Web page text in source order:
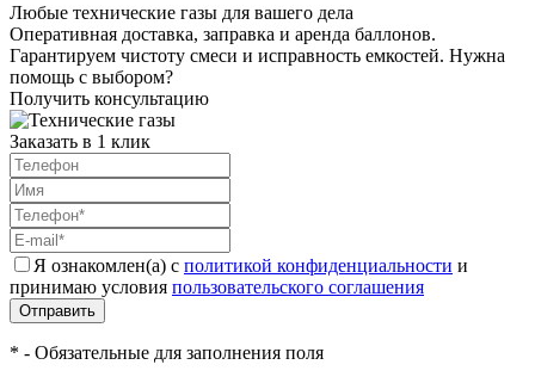
Любые технические газы для вашего дела
Оперативная доставка, заправка и аренда баллонов.
Гарантируем чистоту смеси и исправность емкостей. Нужна
помощь с выбором?
Получить консультацию
Заказать в 1 клик
Я ознакомлен(а) с политикой конфиденциальности и
принимаю условия пользовательского соглашения
Отправить
* - Обязательные для заполнения поля